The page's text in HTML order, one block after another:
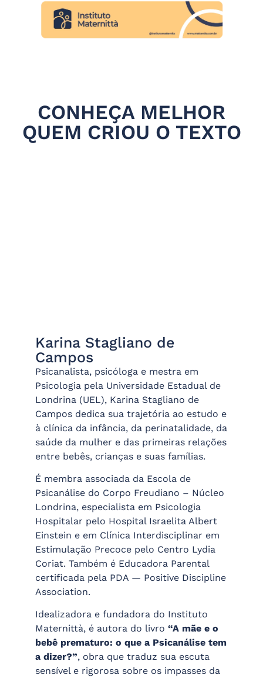
CONHEÇA MELHOR
QUEM CRIOU O TEXTO
Karina Stagliano de
Campos
Psicanalista, psicóloga e mestra em
Psicologia pela Universidade Estadual de
Londrina (UEL), Karina Stagliano de
Campos dedica sua trajetória ao estudo e
à clínica da infância, da perinatalidade, da
saúde da mulher e das primeiras relações
entre bebês, crianças e suas famílias.
É membra associada da Escola de
Psicanálise do Corpo Freudiano – Núcleo
Londrina, especialista em Psicologia
Hospitalar pelo Hospital Israelita Albert
Einstein e em Clínica Interdisciplinar em
Estimulação Precoce pelo Centro Lydia
Coriat. Também é Educadora Parental
certificada pela PDA — Positive Discipline
Association.
Idealizadora e fundadora do Instituto
Maternittà, é autora do livro “A mãe e o
bebê prematuro: o que a Psicanálise tem
a dizer?”, obra que traduz sua escuta
sensível e rigorosa sobre os impasses da